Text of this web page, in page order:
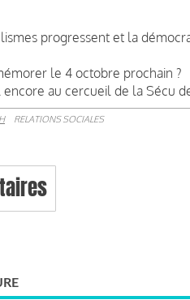
progressent et la
le 4 octobre prochain ?
au cercueil de la Sécu
RELATIONS SOCIALES